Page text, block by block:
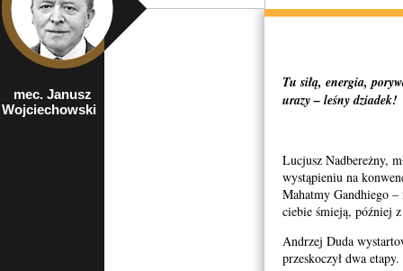
mec. Janusz
Wojciechowski
Tu siłą, energia,
urazy – leśny dziadek!
Lucjusz Nadbereżny,
wystąpieniu na
Mahatmy Gandhiego
ciebie śmieją, później
Andrzej Duda
przeskoczył dwa etapy.